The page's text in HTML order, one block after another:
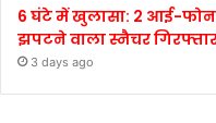
6 घंटे में खुलासा: 2 आई-फोन
झपटने वाला स्नैचर
3 days ago